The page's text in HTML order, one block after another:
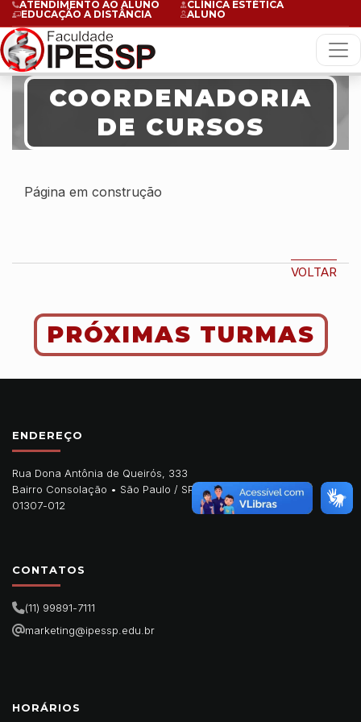
ATENDIMENTO AO ALUNO
CLÍNICA ESTÉTICA
EDUCAÇÃO A DISTÂNCIA
ALUNO
COORDENADORIA
DE CURSOS
Página em construção
VOLTAR
PRÓXIMAS TURMAS
ENDEREÇO
Rua Dona Antônia de Queirós, 333
Bairro Consolação • São Paulo / SP
01307-012
CONTATOS
(11) 99891-7111
marketing@ipessp.edu.br
HORÁRIOS